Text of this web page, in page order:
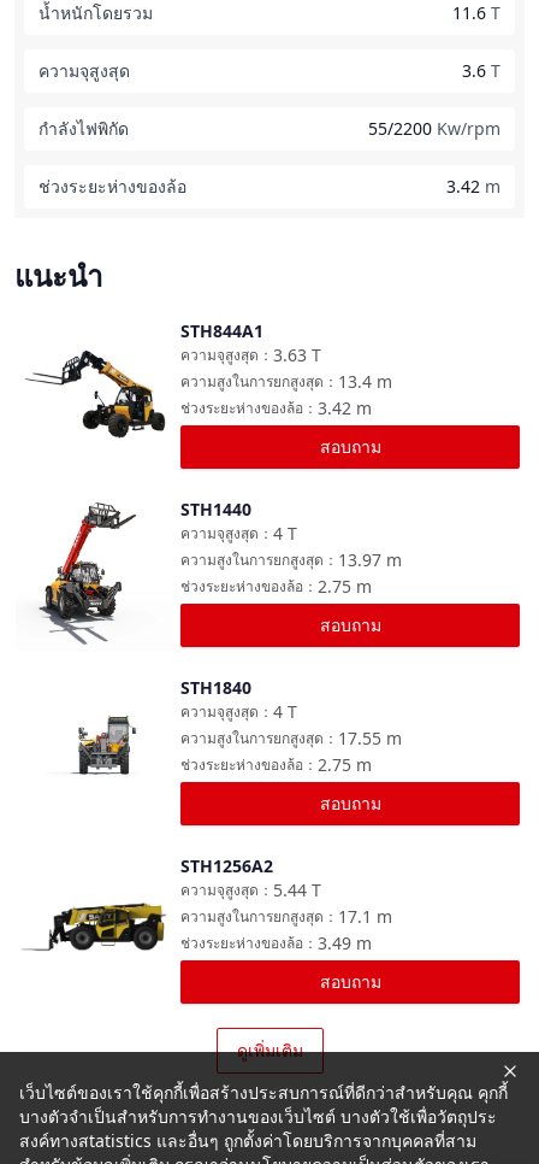
น้ำหนักโดยรวม 11.6 T
ความจุสูงสุด 3.6 T
กำลังไฟพิกัด 55/2200 Kw/rpm
ช่วงระยะห่างของล้อ 3.42 m
แนะนำ
STH844A1
3.63 T
ความจุสูงสุด ：
13.4 m
ความสูงในการยกสูงสุด ：
3.42 m
ช่วงระยะห่างของล้อ ：
สอบถาม
เปรียบเทียบ
STH1440
4 T
ความจุสูงสุด ：
13.97 m
ความสูงในการยกสูงสุด ：
2.75 m
ช่วงระยะห่างของล้อ ：
สอบถาม
STH1840
4 T
ความจุสูงสุด ：
17.55 m
ความสูงในการยกสูงสุด ：
2.75 m
ช่วงระยะห่างของล้อ ：
สอบถาม
STH1256A2
5.44 T
ความจุสูงสุด ：
17.1 m
ความสูงในการยกสูงสุด ：
3.49 m
ช่วงระยะห่างของล้อ ：
สอบถาม
ดูเพิ่มเติม
เว็บไซต์ของเราใช้คุกกี้เพื่อสร้างประสบการณ์ที่ดีกว่าสำหรับคุณ คุกกี้
บางตัวจำเป็นสำหรับการทำงานของเว็บไซต์ บางตัวใช้เพื่อวัตถุประ
สงค์ทางสtatistics และอื่นๆ ถูกตั้งค่าโดยบริการจากบุคคลที่สาม